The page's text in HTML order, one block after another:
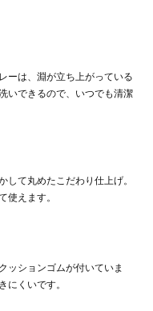
ーは、淵が立ち上がっている
いできるので、いつでも清潔
して丸めたこだわり仕上げ。
使えます。
ッションゴムが付いていま
にくいです。